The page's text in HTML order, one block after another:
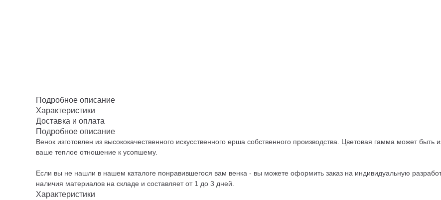
Подробное описание
Характеристики
Доставка и оплата
Подробное описание
Венок изготовлен из высококачественного искусственного ерша собственного производства. Цветовая гамма может
ваше теплое отношение к усопшему.
Если вы не нашли в нашем каталоге понравившегося вам венка - вы можете оформить заказ на индивидуальную
наличия материалов на складе и составляет от 1 до 3 дней.
Характеристики